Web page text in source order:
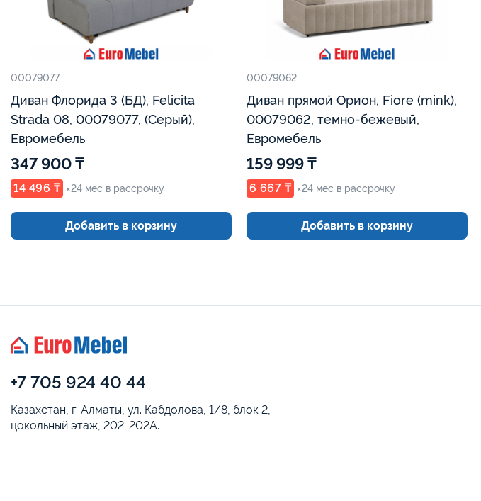
00079077
Диван Флорида 3 (БД), Felicita
Strada 08, 00079077, (Серый),
Евромебель
347 900 ₸
14 496 ₸ ×24 мес в рассрочку
Добавить в корзину
00079062
Диван прямой Орион, Fiore (mink),
00079062, темно-бежевый,
Евромебель
159 999 ₸
6 667 ₸ ×24 мес в рассрочку
Добавить в корзину
+7 705 924 40 44
Казахстан, г. Алматы, ул. Кабдолова, 1/8, блок 2,
цокольный этаж, 202; 202А.